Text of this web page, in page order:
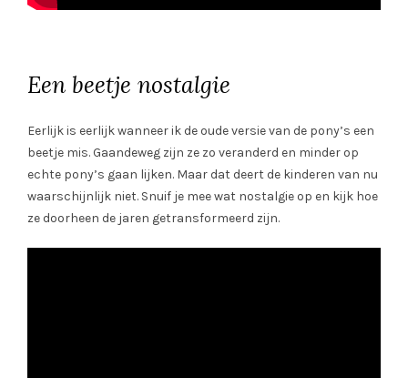
Een beetje nostalgie
Eerlijk is eerlijk wanneer ik de oude versie van de pony’s een
beetje mis. Gaandeweg zijn ze zo veranderd en minder op
echte pony’s gaan lijken. Maar dat deert de kinderen van nu
waarschijnlijk niet. Snuif je mee wat nostalgie op en kijk hoe
ze doorheen de jaren getransformeerd zijn.